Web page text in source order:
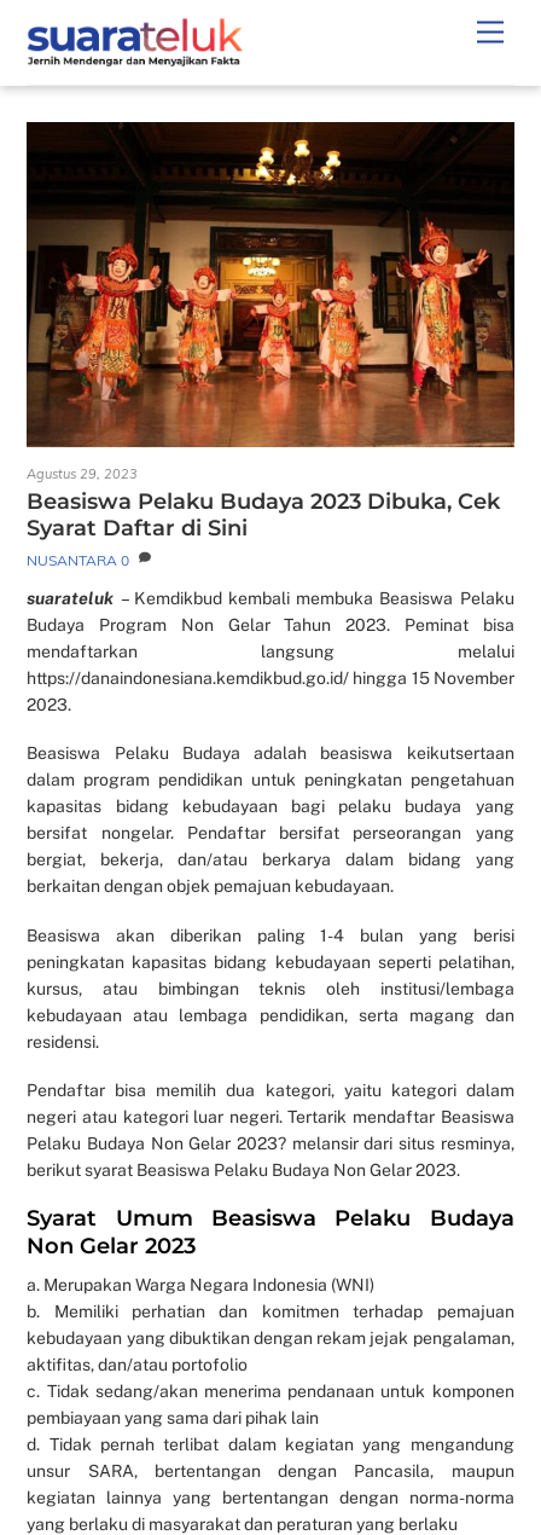
content
Agustus 29, 2023
Beasiswa Pelaku Budaya 2023 Dibuka, Cek
Syarat Daftar di Sini
NUSANTARA 0
suarateluk – Kemdikbud kembali membuka Beasiswa Pelaku
Budaya Program Non Gelar Tahun 2023. Peminat bisa
mendaftarkan langsung melalui
https://danaindonesiana.kemdikbud.go.id/ hingga 15 November
2023.
Beasiswa Pelaku Budaya adalah beasiswa keikutsertaan
dalam program pendidikan untuk peningkatan pengetahuan
kapasitas bidang kebudayaan bagi pelaku budaya yang
bersifat nongelar. Pendaftar bersifat perseorangan yang
bergiat, bekerja, dan/atau berkarya dalam bidang yang
berkaitan dengan objek pemajuan kebudayaan.
Beasiswa akan diberikan paling 1-4 bulan yang berisi
peningkatan kapasitas bidang kebudayaan seperti pelatihan,
kursus, atau bimbingan teknis oleh institusi/lembaga
kebudayaan atau lembaga pendidikan, serta magang dan
residensi.
Pendaftar bisa memilih dua kategori, yaitu kategori dalam
negeri atau kategori luar negeri. Tertarik mendaftar Beasiswa
Pelaku Budaya Non Gelar 2023? melansir dari situs resminya,
berikut syarat Beasiswa Pelaku Budaya Non Gelar 2023.
Syarat Umum Beasiswa Pelaku Budaya
Non Gelar 2023
a. Merupakan Warga Negara Indonesia (WNI)
b. Memiliki perhatian dan komitmen terhadap pemajuan
kebudayaan yang dibuktikan dengan rekam jejak pengalaman,
aktifitas, dan/atau portofolio
c. Tidak sedang/akan menerima pendanaan untuk komponen
pembiayaan yang sama dari pihak lain
d. Tidak pernah terlibat dalam kegiatan yang mengandung
unsur SARA, bertentangan dengan Pancasila, maupun
kegiatan lainnya yang bertentangan dengan norma-norma
yang berlaku di masyarakat dan peraturan yang berlaku